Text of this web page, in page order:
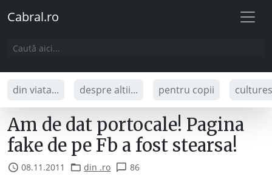
Cabral.ro
din viata... despre altii... pentru copii
Am de dat portocale! Pagina
fake de pe Fb a fost stearsa!
08.11.2011 din .ro 86